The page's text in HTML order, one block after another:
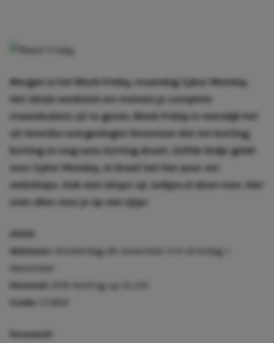
Morgen is het Black Friday, maandag Cyber Monday.
Het ideale weekend om meteen je complete
maandsalaris uit te geven. Black Friday is namelijk het
uit Amerika overgevlogen fenomeen dat om korting,
korting en nog eens korting draait. Zelfde liedje geldt
voor Cyber Monday, al draait het hier puur om
webshops. Ook veel shops op Jurkjes.nl doen mee. Hier
even alles voor je op een rijtje:
ASOS
Wanneer:
donderdag 26 november t/m dinsdag 1
december
Hoeveel:
20% korting op ALLES
Code:
Forever21